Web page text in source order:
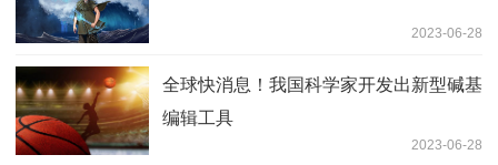
2023-06-28
全球快消息！我国科学家开发出新型碱基
编辑工具
2023-06-28